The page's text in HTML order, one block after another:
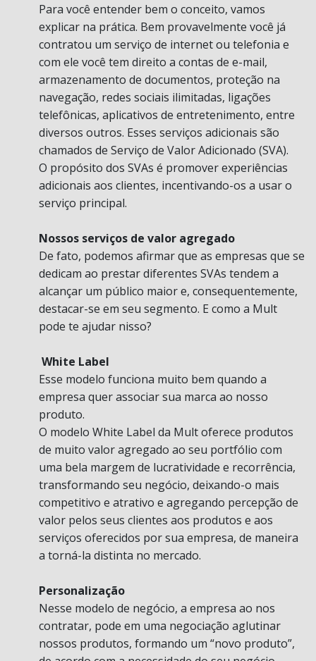
Para você entender bem o conceito, vamos
explicar na prática. Bem provavelmente você já
contratou um serviço de internet ou telefonia e
com ele você tem direito a contas de e-mail,
armazenamento de documentos, proteção na
navegação, redes sociais ilimitadas, ligações
telefônicas, aplicativos de entretenimento, entre
diversos outros. Esses serviços adicionais são
chamados de Serviço de Valor Adicionado (SVA).
O propósito dos SVAs é promover experiências
adicionais aos clientes, incentivando-os a usar o
serviço principal.
Nossos serviços de valor agregado
De fato, podemos afirmar que as empresas que se
dedicam ao prestar diferentes SVAs tendem a
alcançar um público maior e, consequentemente,
destacar-se em seu segmento. E como a Mult
pode te ajudar nisso?
White Label
Esse modelo funciona muito bem quando a
empresa quer associar sua marca ao nosso
produto.
O modelo White Label da Mult oferece produtos
de muito valor agregado ao seu portfólio com
uma bela margem de lucratividade e recorrência,
transformando seu negócio, deixando-o mais
competitivo e atrativo e agregando percepção de
valor pelos seus clientes aos produtos e aos
serviços oferecidos por sua empresa, de maneira
a torná-la distinta no mercado.
Personalização
Nesse modelo de negócio, a empresa ao nos
contratar, pode em uma negociação aglutinar
nossos produtos, formando um “novo produto”,